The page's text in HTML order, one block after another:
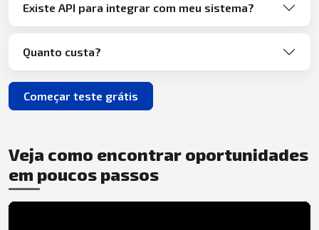
Existe API para integrar com meu sistema?
Quanto custa?
Começar teste grátis
Veja como encontrar oportunidades
em poucos passos